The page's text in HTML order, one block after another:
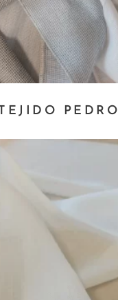
TEJIDO PEDRO